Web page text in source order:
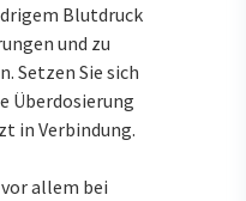
Blutdruck
und zu
Setzen Sie sich
Überdosierung
in Verbindung.
allem bei